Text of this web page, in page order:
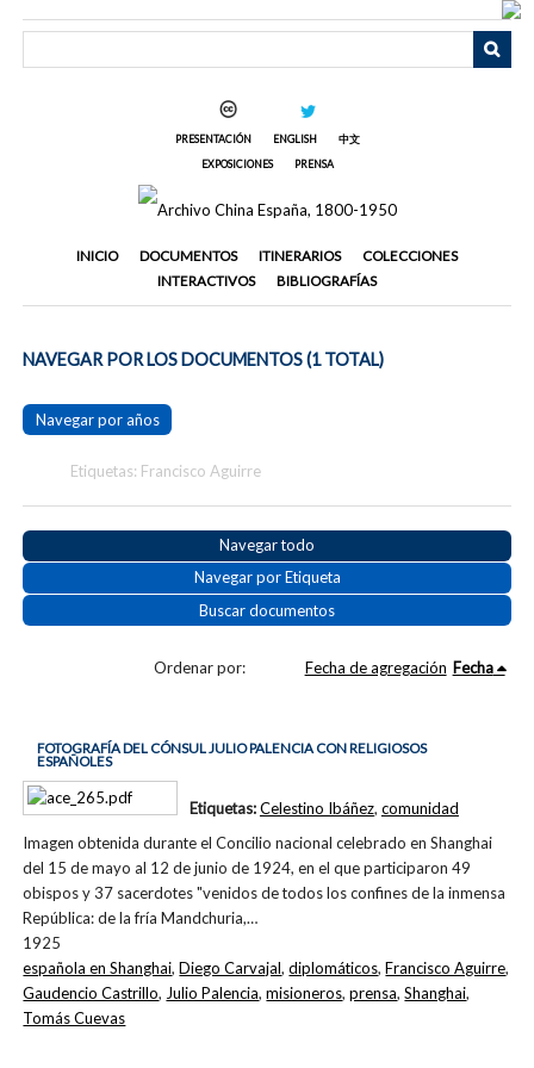
PRESENTACIÓN ENGLISH
中文
EXPOSICIONES
PRENSA
INICIO DOCUMENTOS ITINERARIOS
COLECCIONES
INTERACTIVOS
BIBLIOGRAFÍAS
NAVEGAR POR LOS DOCUMENTOS (1 TOTAL)
Navegar por años
Etiquetas: Francisco Aguirre
Navegar todo
Navegar por Etiqueta
Buscar documentos
Ordenar por: Fecha de agregación Fecha
FOTOGRAFÍA DEL CÓNSUL JULIO PALENCIA CON RELIGIOSOS
ESPAÑOLES
Imagen obtenida durante el Concilio nacional celebrado en Shanghai
del 15 de mayo al 12 de junio de 1924, en el que participaron 49
obispos y 37 sacerdotes "venidos de todos los confines de la inmensa
República: de la fría Mandchuria,…
1925
Etiquetas:Celestino Ibáñez, comunidad
española en Shanghai,Diego Carvajal,diplomáticos,Francisco Aguirre,
Gaudencio Castrillo, Julio Palencia,misioneros,prensa,Shanghai,
Tomás Cuevas